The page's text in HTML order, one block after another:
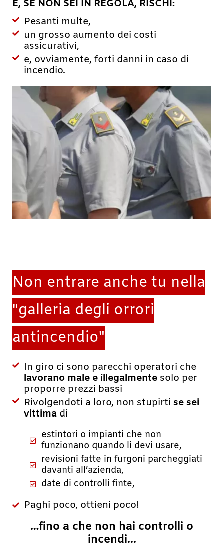
E, SE NON SEI IN REGOLA, RISCHI:
Pesanti multe,
un grosso aumento dei costi
assicurativi,
e, ovviamente, forti danni in caso di
incendio.
Non entrare anche tu nella
"galleria degli orrori
antincendio"
In giro ci sono parecchi operatori che
lavorano male e illegalmentesolo per
proporre prezzi bassi
Rivolgendoti a loro, non stupirti se sei
vittimadi
estintori o impianti che non
funzionano quando li devi usare,
revisioni fatte in furgoni parcheggiati
davanti all’azienda,
date di controlli finte,
Paghi poco, ottieni poco!
…fino a che non hai controlli o
incendi...